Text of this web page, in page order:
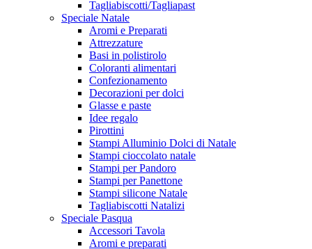
Tagliabiscotti/Tagliapast
Speciale Natale
Aromi e Preparati
Attrezzature
Basi in polistirolo
Coloranti alimentari
Confezionamento
Decorazioni per dolci
Glasse e paste
Idee regalo
Pirottini
Stampi Alluminio Dolci di Natale
Stampi cioccolato natale
Stampi per Pandoro
Stampi per Panettone
Stampi silicone Natale
Tagliabiscotti Natalizi
Speciale Pasqua
Accessori Tavola
Aromi e preparati